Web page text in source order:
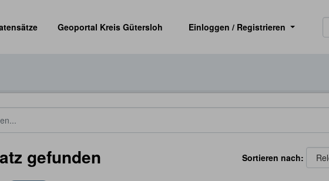
Geoportal Kreis Gütersloh Einloggen / Registrieren
Sortieren nach
gefunden